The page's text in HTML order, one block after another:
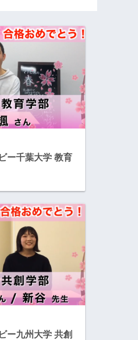
ー千葉大学 教育
ー九州大学 共創